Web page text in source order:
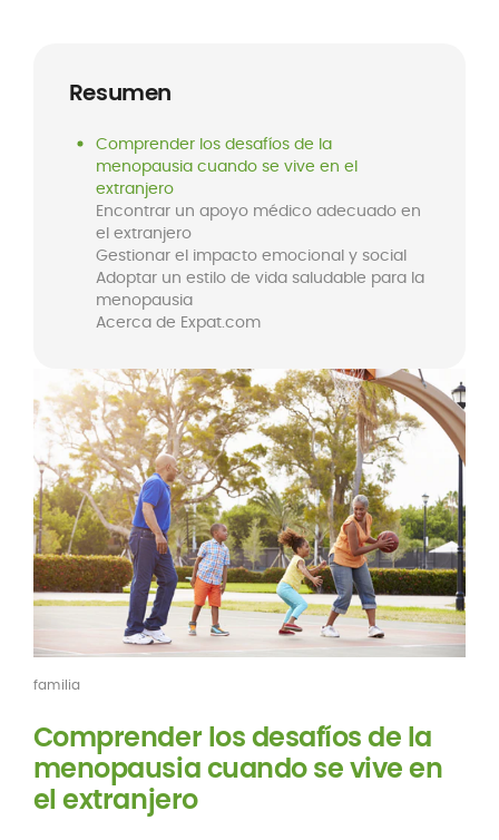
Resumen
Comprender los desafíos de la
menopausia cuando se vive en el
extranjero
Encontrar un apoyo médico adecuado en
el extranjero
Gestionar el impacto emocional y social
Adoptar un estilo de vida saludable para la
menopausia
Acerca de Expat.com
familia
Comprender los desafíos de la
menopausia cuando se vive en
el extranjero